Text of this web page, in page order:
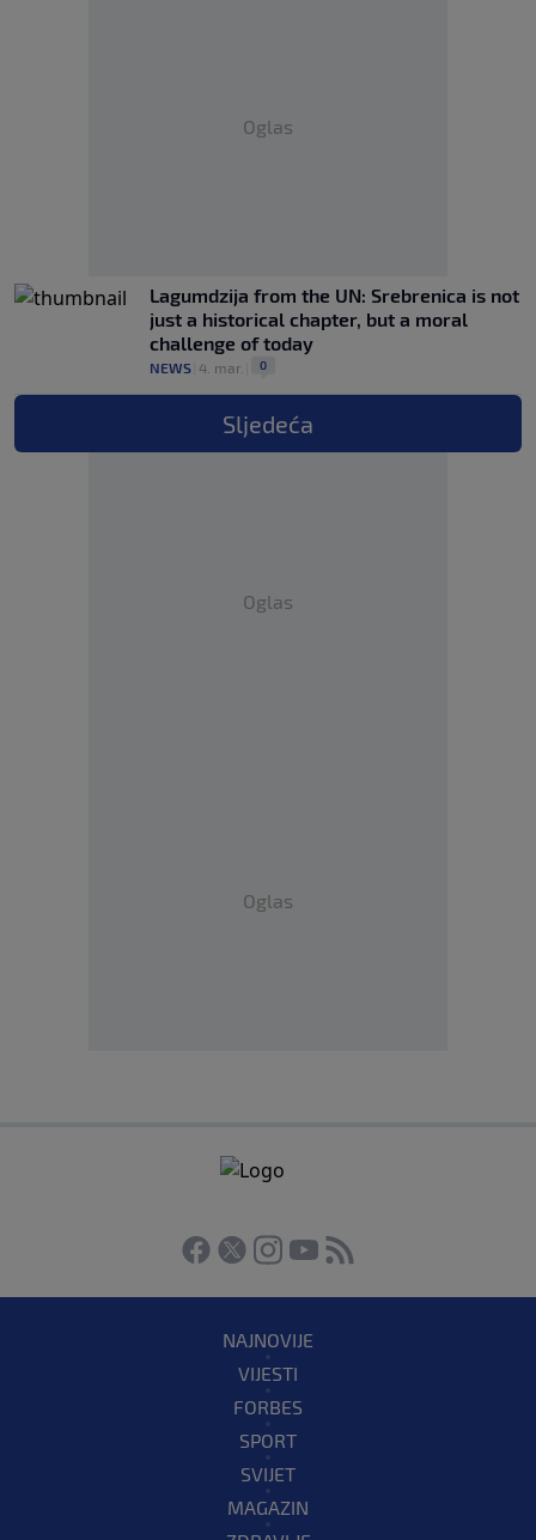
Oglas
Lagumdzija from the UN: Srebrenica is not
just a historical chapter, but a moral
challenge of today
NEWS 4. mar. 0
Sljedeća
Oglas
Oglas
NAJNOVIJE
VIJESTI
FORBES
SPORT
SVIJET
MAGAZIN